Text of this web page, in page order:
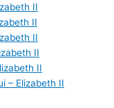
II
II
II
II
II
– Elizabeth II